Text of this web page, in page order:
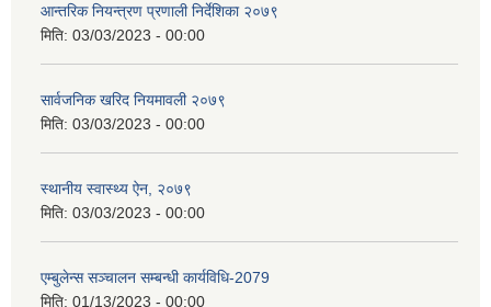
आन्तरिक नियन्त्रण प्रणाली निर्देशिका २०७९
मिति: 03/03/2023 - 00:00
सार्वजनिक खरिद नियमावली २०७९
मिति: 03/03/2023 - 00:00
स्थानीय स्वास्थ्य ऐन, २०७९
मिति: 03/03/2023 - 00:00
एम्बुलेन्स सञ्चालन सम्बन्धी कार्यविधि-2079
मिति: 01/13/2023 - 00:00